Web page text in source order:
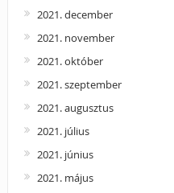
2021. december
2021. november
2021. október
2021. szeptember
2021. augusztus
2021. július
2021. június
2021. május